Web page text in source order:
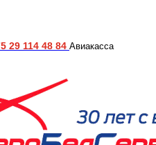
29 114 48 84 Авиакасса